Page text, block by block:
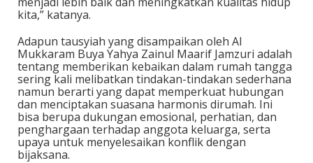
kita,” katanya.
Adapun tausyiah yang disampaikan oleh Al
Mukkaram Buya Yahya Zainul Maarif Jamzuri adalah
tentang memberikan kebaikan dalam rumah tangga
sering kali melibatkan tindakan-tindakan sederhana
namun berarti yang dapat memperkuat hubungan
dan menciptakan suasana harmonis dirumah. Ini
bisa berupa dukungan emosional, perhatian, dan
penghargaan terhadap anggota keluarga, serta
upaya untuk menyelesaikan konflik dengan
bijaksana.